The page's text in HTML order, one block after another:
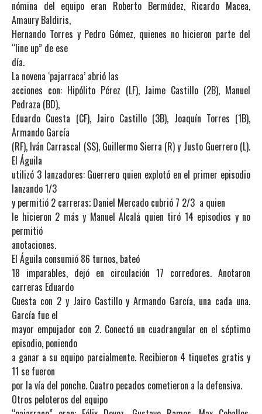
nómina del equipo eran Roberto Bermúdez, Ricardo Macea,
Amaury Baldiris,
Hernando Torres y Pedro Gómez, quienes no hicieron parte del
“line up” de ese
día.
La novena ‘pajarraca’ abrió las
acciones con: Hipólito Pérez (LF), Jaime Castillo (2B), Manuel
Pedraza (BD),
Eduardo Cuesta (CF), Jairo Castillo (3B), Joaquín Torres (1B),
Armando García
(RF), Iván Carrascal (SS), Guillermo Sierra (R) y Justo Guerrero (L).
El Águila
utilizó 3 lanzadores: Guerrero quien explotó en el primer episodio
lanzando 1/3
y permitió 2 carreras; Daniel Mercado cubrió 7 2/3 a quien
le hicieron 2 más y Manuel Alcalá quien tiró 14 episodios y no
permitió
anotaciones.
El Águila consumió 86 turnos, bateó
18 imparables, dejó en circulación 17 corredores. Anotaron
carreras Eduardo
Cuesta con 2 y Jairo Castillo y Armando García, una cada una.
García fue el
mayor empujador con 2. Conectó un cuadrangular en el séptimo
episodio, poniendo
a ganar a su equipo parcialmente. Recibieron 4 tiquetes gratis y
11 se fueron
por la vía del ponche. Cuatro pecados cometieron a la defensiva.
Otros peloteros del equipo